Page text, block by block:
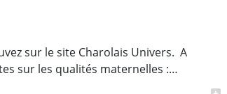
sur le site Charolais Univers. A
sur les qualités maternelles :…